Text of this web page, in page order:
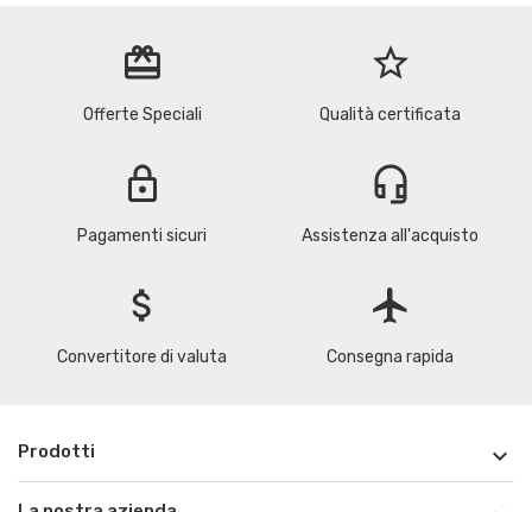
redeem
Offerte Speciali
star_border
Qualità certificata
lock
Pagamenti sicuri
headset_mic
Assistenza all'acquisto
attach_money
Convertitore di valuta
flight
Consegna rapida
Prodotti 